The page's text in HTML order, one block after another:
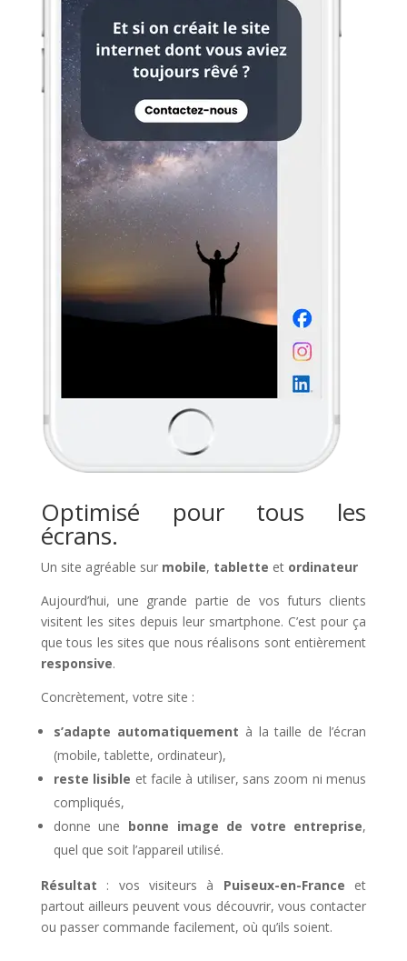
Optimisé pour tous les
écrans.
Un site agréable sur mobile, tablette et ordinateur
Aujourd’hui, une grande partie de vos futurs clients
visitent les sites depuis leur smartphone. C’est pour ça
que tous les sites que nous réalisons sont entièrement
responsive.
Concrètement, votre site :
s’adapte automatiquement à la taille de l’écran
(mobile, tablette, ordinateur),
reste lisible et facile à utiliser, sans zoom ni menus
compliqués,
donne une bonne image de votre entreprise,
quel que soit l’appareil utilisé.
Résultat : vos visiteurs à Puiseux-en-France et
partout ailleurs peuvent vous découvrir, vous contacter
ou passer commande facilement, où qu’ils soient.